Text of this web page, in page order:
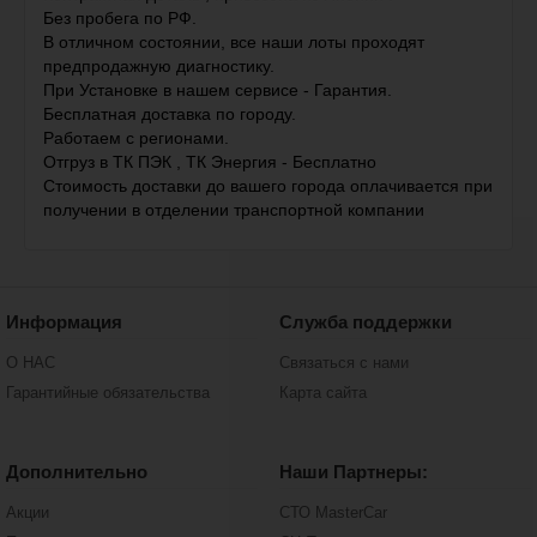
Без пробега по РФ.
В отличном состоянии, все наши лоты проходят
предпродажную диагностику.
При Установке в нашем сервисе - Гарантия.
Бесплатная доставка по городу.
Работаем с регионами.
Отгруз в ТК ПЭК , ТК Энергия - Бесплатно
Стоимость доставки до вашего города оплачивается при
получении в отделении транспортной компании
Информация
О НАС
Гарантийные обязательства
Служба поддержки
Связаться с нами
Карта сайта
Дополнительно
Акции
Наши Партнеры:
СТО MasterCar